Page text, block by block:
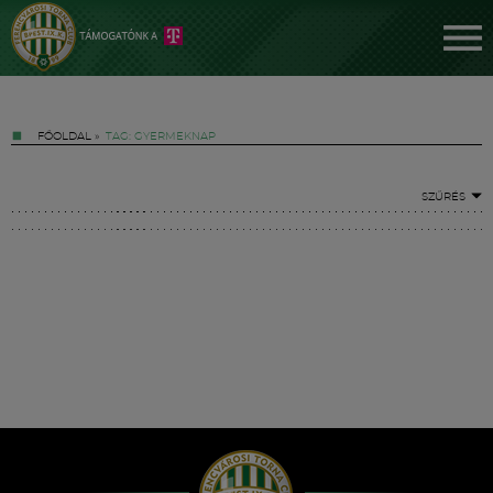
FŐOLDAL » TAG: GYERMEKNAP
SZŰRÉS
Hírek